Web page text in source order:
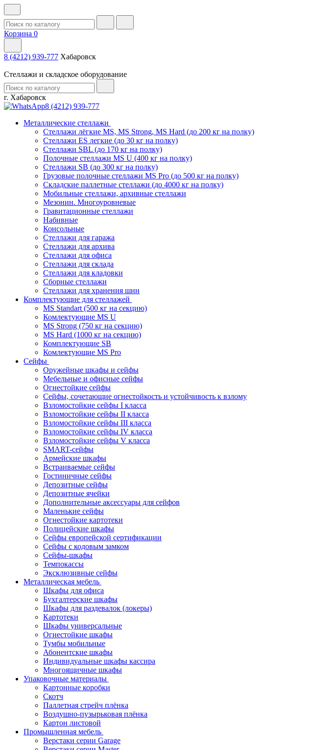
Корзина 0
8 (4212) 939-777 Хабаровск
Стеллажи и складское оборудование
г. Хабаровск
8 (4212) 939-777
Металлические стеллажи
Стеллажи лёгкие MS, MS Strong, MS Hard (до 200 кг на полку)
Стеллажи ES легкие (до 30 кг на полку)
Стеллажи SBL (до 170 кг на полку)
Полочные стеллажи MS U (400 кг на полку)
Стеллажи SB (до 300 кг на полку)
Грузовые полочные стеллажи MS Pro (до 500 кг на полку)
Складские паллетные стеллажи (до 4000 кг на полку)
Мобильные стеллажи, архивные стеллажи
Мезонин. Многоуровневые
Гравитационные стеллажи
Набивные
Консольные
Стеллажи для гаража
Стеллажи для архива
Стеллажи для офиса
Стеллажи для склада
Стеллажи для кладовки
Сборные стеллажи
Стеллажи для хранения шин
Комплектующие для стеллажей
MS Standart (500 кг на секцию)
Комлектующие MS U
MS Strong (750 кг на секцию)
MS Hard (1000 кг на секцию)
Комплектующие SB
Комлектующие MS Pro
Сейфы
Оружейные шкафы и сейфы
Мебельные и офисные сейфы
Огнестойкие сейфы
Сейфы, сочетающие огнестойкость и устойчивость к взлому
Взломостойкие сейфы I класса
Взломостойкие сейфы II класса
Взломостойкие сейфы III класса
Взломостойкие сейфы IV класса
Взломостойкие сейфы V класса
SMART-сейфы
Армейские шкафы
Встраиваемые сейфы
Гостиничные сейфы
Депозитные сейфы
Депозитные ячейки
Дополнительные аксессуары для сейфов
Маленькие сейфы
Огнестойкие картотеки
Полицейские шкафы
Сейфы европейской сертификации
Сейфы с кодовым замком
Сейфы-шкафы
Темпокассы
Эксклюзивные сейфы
Металлическая мебель
Шкафы для офиса
Бухгалтерские шкафы
Шкафы для раздевалок (локеры)
Картотеки
Шкафы универсальные
Огнестойкие шкафы
Тумбы мобильные
Абонентские шкафы
Индивидуальные шкафы кассира
Многоящичные шкафы
Упаковочные материалы
Картонные коробки
Скотч
Паллетная стрейч плёнка
Воздушно-пузырьковая плёнка
Картон листовой
Промышленная мебель
Верстаки серии Garage